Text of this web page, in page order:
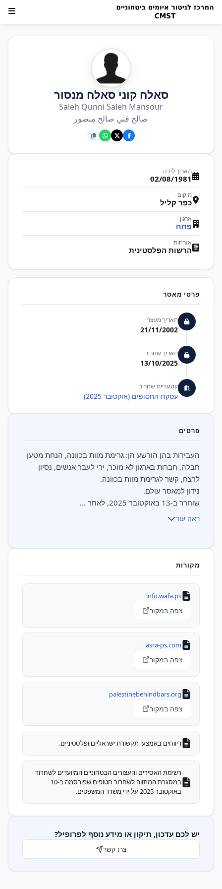
סאלח קוני סאלח מנסור
Saleh Qunni Saleh Mansour
صالح قني صالح منصور
תאריך לידה
02/08/1981
מיקום
כפר קליל
ארגון
פתח
אזרחות
הרשות הפלסטינית
פרטי מאסר
תאריך מעצר
21/11/2002
תאריך שחרור
13/10/2025
קטגוריית שחרור
עסקת החטופים (אוקטובר 2025)
פרטים
העבירות בהן הורשע הן: גרימת מוות בכוונה, הנחת מטען
חבלה, חברות בארגון לא מוכר, ירי לעבר אנשים, נסיון
שוחרר ב-13 באוקטובר 2025, לאחר ...
ראה עוד
מקורות
info.wafa.ps
צפה במקור
asra-ps.com
צפה במקור
palestinebehindbars.org
צפה במקור
דיווחים באמצעי תקשורת ישראליים ופלסטיניים.
רשימת האסירים והעצורים הבטחוניים המיועדים לשחרור
במסגרת המתווה לשחרור חטופים שפורסמה ב-10
באוקטובר 2025 על ידי משרד המשפטים.
יש לכם עדכון, תיקון או מידע נוסף לפרופיל?
צרו קשר